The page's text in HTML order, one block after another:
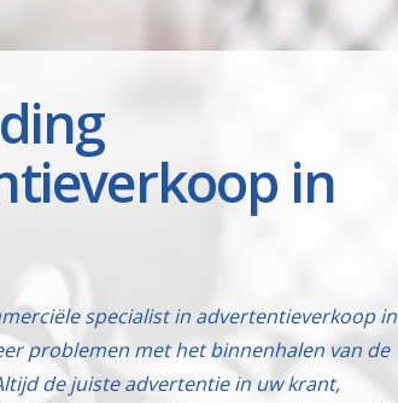
in
specialist in advertentieverkoop in
problemen met het binnenhalen van de
de juiste advertentie in uw krant,